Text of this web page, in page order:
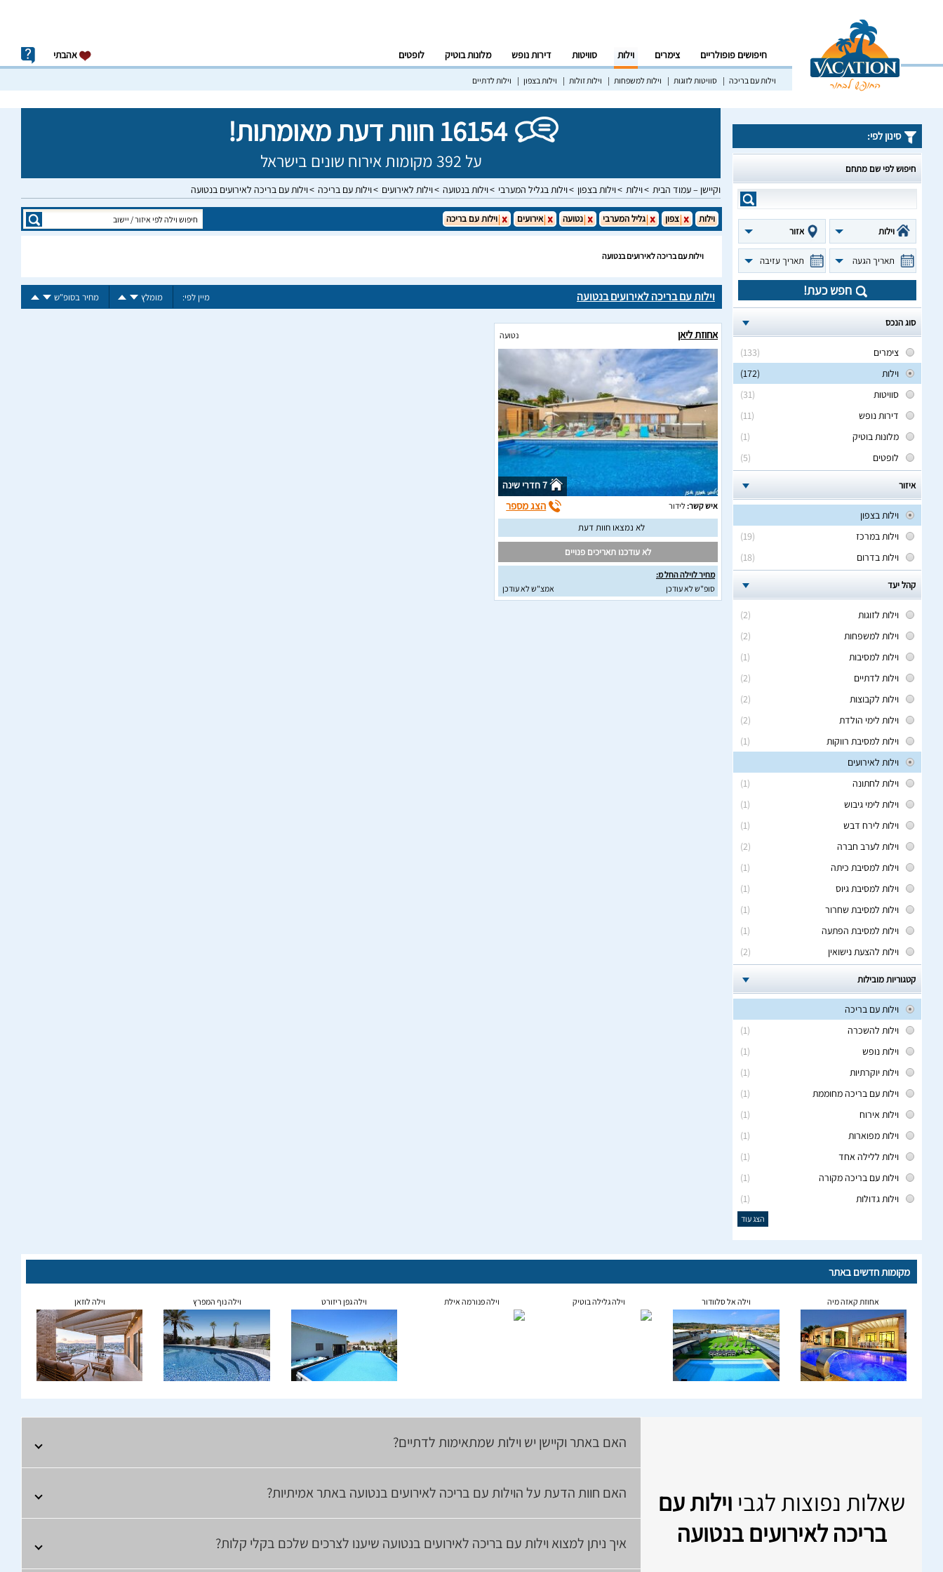
חיפושים פופולריים צימרים וילות סוויטות דירות נופש מלונות בוטיק לופטים אהבתי
וילות עם בריכה סוויטות לזוגות וילות למשפחות וילות זולות וילות בצפון וילות לדתיים
16154 חוות דעת מאומתות!
על 392 מקומות אירוח שונים בישראל
וקיישן – עמוד הבית וילות וילות בצפון וילות בגליל המערבי וילות בנטועה וילות לאירועים וילות עם בריכה וילות עם בריכה לאירועים בנטועה
סינון לפי:
חיפוש לפי שם מתחם
וילות אזור
תאריך הגעה תאריך עזיבה
חפש כעת!
סוג הנכס
(133)
צימרים
(172)
וילות
(31)
סוויטות
(11)
דירות נופש
(1)
מלונות בוטיק
(5)
לופטים
איזור
וילות בצפון
(19)
וילות במרכז
(18)
וילות בדרום
קהל יעד
(2)
וילות לזוגות
(2)
וילות למשפחות
(1)
וילות למסיבות
(2)
וילות לדתיים
(2)
וילות לקבוצות
(2)
וילות לימי הולדת
(1)
וילות למסיבת רווקות
וילות לאירועים
(1)
וילות לחתונה
(1)
וילות לימי גיבוש
(1)
וילות לירח דבש
(2)
וילות לערב חברה
(1)
וילות למסיבת כיתה
(1)
וילות למסיבת גיוס
(1)
וילות למסיבת שחרור
(1)
וילות למסיבת הפתעה
(2)
וילות להצעת נישואין
קטגוריות מובילות
וילות עם בריכה
(1)
וילות להשכרה
(1)
וילות נופש
(1)
וילות יוקרתיות
(1)
וילות עם בריכה מחוממת
(1)
וילות אירוח
(1)
וילות מפוארות
(1)
וילות ללילה אחד
(1)
וילות עם בריכה מקורה
(1)
וילות גדולות
הצג עוד
וילות צפון גליל המערבי נטועה אירועים וילות עם בריכה
וילות עם בריכה לאירועים בנטועה
וילות עם בריכה לאירועים בנטועה מיין לפי: מומלץ מחיר בסופ"ש
אחוזת ליאן נטועה
7 חדרי שינה
איש קשר:לידור הצג מספר
לא נמצאו חוות דעת
לא עודכנו תאריכים פנויים
מחיר לוילה החל מ:
סופ"ש לא עודכן
אמצ"ש לא עודכן
מקומות חדשים באתר
אחוזת קאזה מיה וילה אל סלוודור וילה גלילה בוטיק וילה פנורמה אילת וילה גפן ריזורט וילה נוף המפרץ וילה לוזאן
שאלות נפוצות לגבי וילות עם
בריכה לאירועים בנטועה
האם באתר וקיישן יש וילות שמתאימות לדתיים?
האם חוות הדעת על הוילות עם בריכה לאירועים בנטועה באתר אמיתיות?
איך ניתן למצוא וילות עם בריכה לאירועים בנטועה שיענו לצרכים שלכם בקלי קלות?